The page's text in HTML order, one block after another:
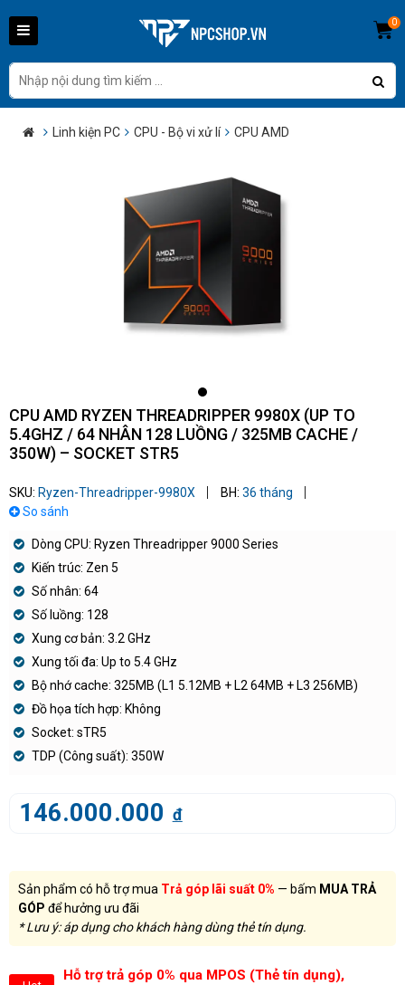
0
Linh kiện PC CPU - Bộ vi xử lí CPU AMD
CPU AMD RYZEN THREADRIPPER 9980X (UP TO
5.4GHZ / 64 NHÂN 128 LUỒNG / 325MB CACHE /
350W) – SOCKET STR5
SKU: Ryzen-Threadripper-9980X BH: 36 tháng
So sánh
Dòng CPU: Ryzen Threadripper 9000 Series
Kiến trúc: Zen 5
Số nhân: 64
Số luồng: 128
Xung cơ bản: 3.2 GHz
Xung tối đa: Up to 5.4 GHz
Bộ nhớ cache: 325MB (L1 5.12MB + L2 64MB + L3 256MB)
Đồ họa tích hợp: Không
Socket: sTR5
TDP (Công suất): 350W
146.000.000 đ
Sản phẩm có hỗ trợ mua Trả góp lãi suất 0% — bấm MUA TRẢ
GÓP để hưởng ưu đãi
* Lưu ý: áp dụng cho khách hàng dùng thẻ tín dụng.
Hỗ trợ trả góp 0% qua MPOS (Thẻ tín dụng),